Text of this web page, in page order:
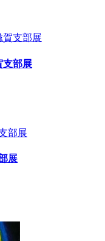
部展
展